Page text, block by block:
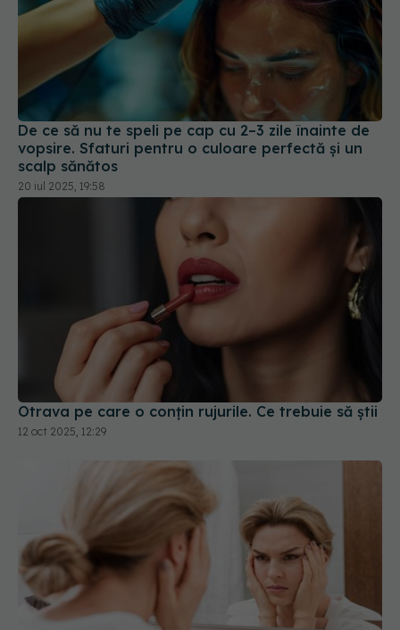
De ce să nu te speli pe cap cu 2–3 zile înainte de
vopsire. Sfaturi pentru o culoare perfectă și un
scalp sănătos
20 iul 2025, 19:58
Otrava pe care o conțin rujurile. Ce trebuie să știi
12 oct 2025, 12:29